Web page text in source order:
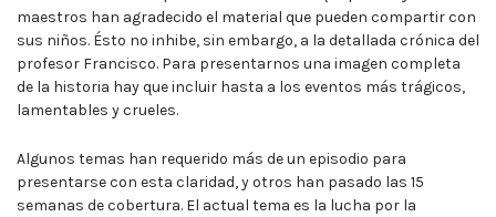
maestros han agradecido el material que pueden compartir con
sus niños. Ésto no inhibe, sin embargo, a la detallada crónica del
profesor Francisco. Para presentarnos una imagen completa
de la historia hay que incluir hasta a los eventos más trágicos,
lamentables y crueles.
Algunos temas han requerido más de un episodio para
presentarse con esta claridad, y otros han pasado las 15
semanas de cobertura. El actual tema es la lucha por la